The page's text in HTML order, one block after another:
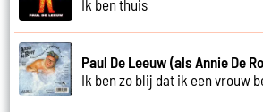
Ik ben thuis
Paul De Leeuw (als Annie De
Ik ben zo blij dat ik een vrouw